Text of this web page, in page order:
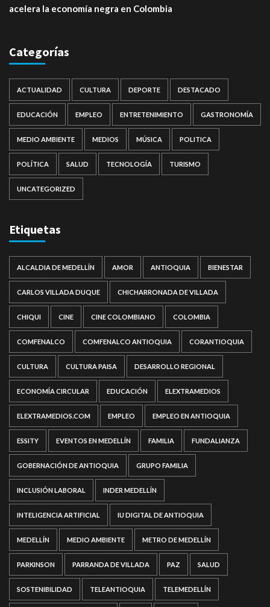
acelera la economía negra en Colombia
Categorías
ACTUALIDAD CULTURA DEPORTE DESTACADO
EDUCACIÓN EMPLEO ENTRETENIMIENTO GASTRONOMÍA
MEDIO AMBIENTE MEDIOS MÚSICA POLITICA
POLÍTICA SALUD TECNOLOGÍA TURISMO
UNCATEGORIZED
Etiquetas
ALCALDIA DE MEDELLÍN AMOR ANTIOQUIA BIENESTAR
CARLOS VILLADA DUQUE CHICHARRONADA DE VILLADA
CHIQUI CINE CINE COLOMBIANO COLOMBIA
COMFENALCO COMFENALCO ANTIOQUIA CORANTIOQUIA
CULTURA CULTURA PAISA DESARROLLO REGIONAL
ECONOMÍA CIRCULAR EDUCACIÓN ELEXTRAMEDIOS
ELEXTRAMEDIOS.COM EMPLEO EMPLEO EN ANTIOQUIA
ESSITY EVENTOS EN MEDELLÍN FAMILIA FUNDALIANZA
GOBERNACIÓN DE ANTIOQUIA GRUPO FAMILIA
INCLUSIÓN LABORAL INDER MEDELLÍN
INTELIGENCIA ARTIFICIAL IU DIGITAL DE ANTIOQUIA
MEDELLÍN MEDIO AMBIENTE METRO DE MEDELLÍN
PARKINSON PARRANDA DE VILLADA PAZ SALUD
SOSTENIBILIDAD TELEANTIOQUIA TELEMEDELLÍN